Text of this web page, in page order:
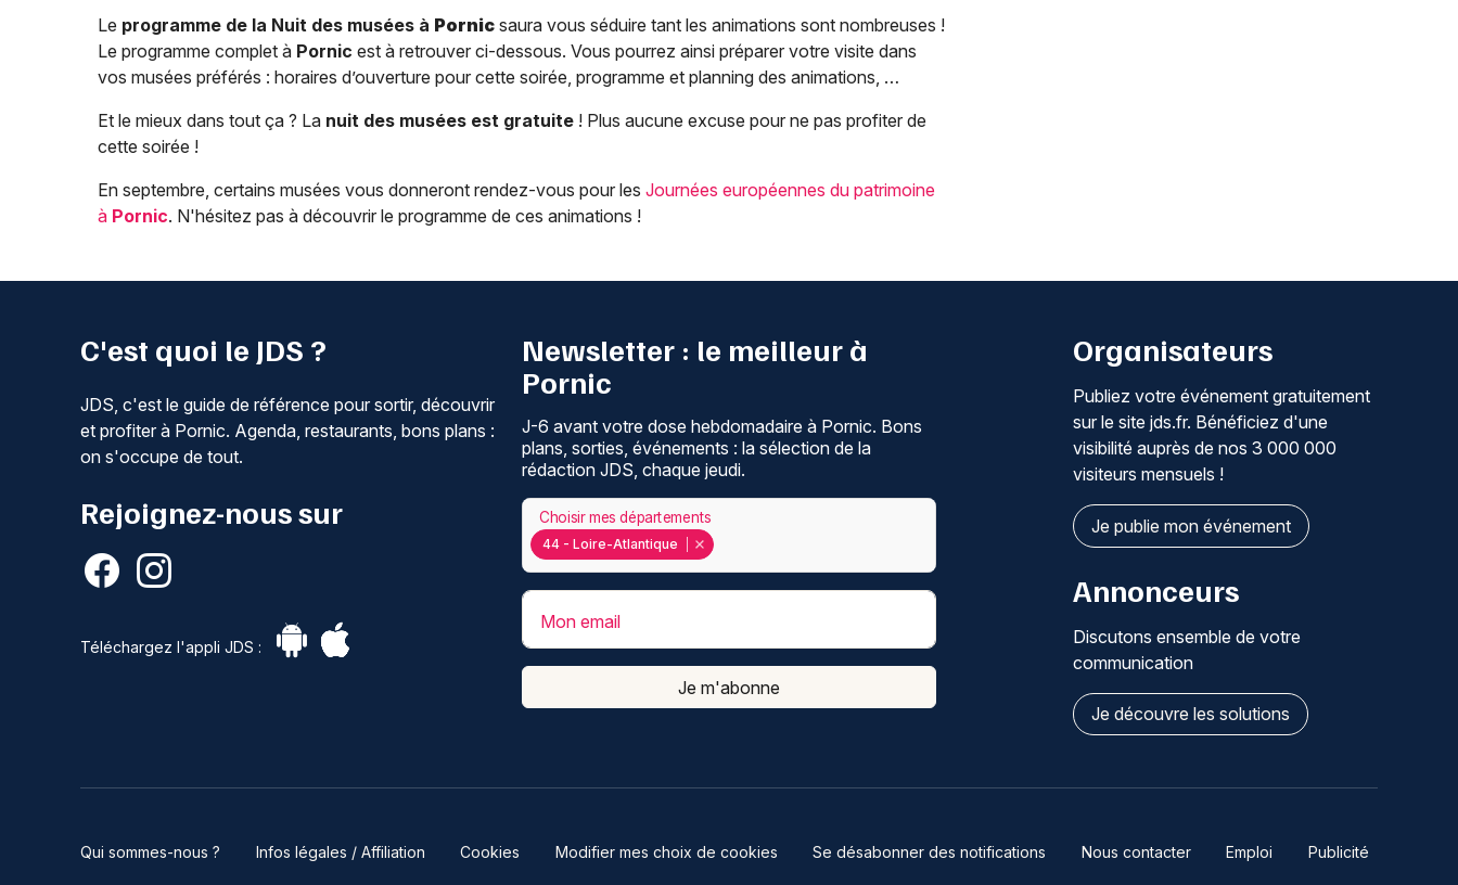
Le programme de la Nuit des musées à Pornic saura vous séduire tant les animations sont nombreuses !
Le programme complet à Pornic est à retrouver ci-dessous. Vous pourrez ainsi préparer votre visite dans
vos musées préférés : horaires d’ouverture pour cette soirée, programme et planning des animations, …
Et le mieux dans tout ça ? La nuit des musées est gratuite ! Plus aucune excuse pour ne pas profiter de
cette soirée !
En septembre, certains musées vous donneront rendez-vous pour les Journées européennes du patrimoine
à Pornic. N'hésitez pas à découvrir le programme de ces animations !
C'est quoi le JDS ?
JDS, c'est le guide de référence pour sortir, découvrir
et profiter à Pornic. Agenda, restaurants, bons plans :
on s'occupe de tout.
Rejoignez-nous sur
Téléchargez l'appli JDS :
Newsletter : le meilleur à
Pornic
J-6 avant votre dose hebdomadaire à Pornic. Bons
plans, sorties, événements : la sélection de la
rédaction JDS, chaque jeudi.
44 - Loire-Atlantique
Choisir mes départements
Mon email
Je m'abonne
Organisateurs
Publiez votre événement gratuitement
sur le site jds.fr. Bénéficiez d'une
visibilité auprès de nos 3 000 000
visiteurs mensuels !
Je publie mon événement
Annonceurs
Discutons ensemble de votre
communication
Je découvre les solutions
Qui sommes-nous ? Infos légales / Affiliation Cookies Modifier mes choix de cookies Se désabonner des notifications Nous contacter Emploi Publicité